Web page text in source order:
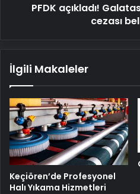
PFDK açıkladı!
cezası
İlgili Makaleler
Keçiören’de Profesyonel
Halı Yıkama Hizmetleri